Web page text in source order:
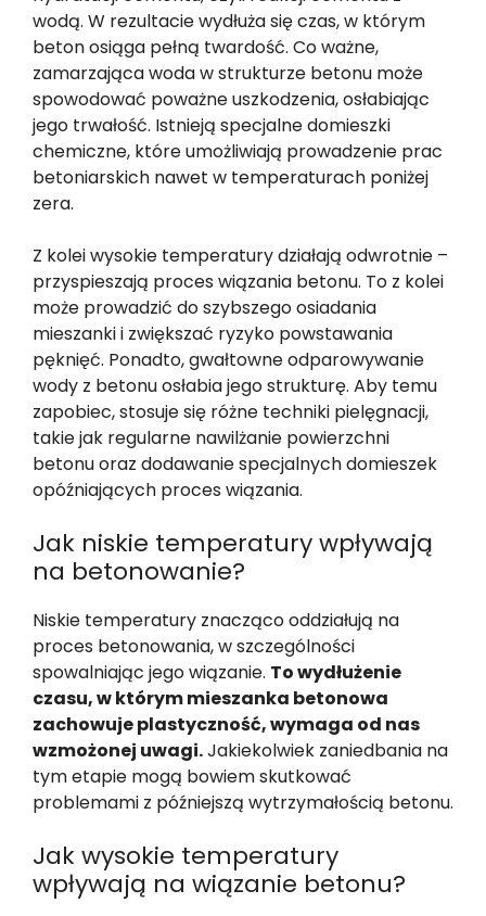
wodą. W rezultacie wydłuża się czas, w którym
beton osiąga pełną twardość. Co ważne,
zamarzająca woda w strukturze betonu może
spowodować poważne uszkodzenia, osłabiając
jego trwałość. Istnieją specjalne domieszki
chemiczne, które umożliwiają prowadzenie prac
betoniarskich nawet w temperaturach poniżej
zera.
Z kolei wysokie temperatury działają odwrotnie –
przyspieszają proces wiązania betonu. To z kolei
może prowadzić do szybszego osiadania
mieszanki i zwiększać ryzyko powstawania
pęknięć. Ponadto, gwałtowne odparowywanie
wody z betonu osłabia jego strukturę. Aby temu
zapobiec, stosuje się różne techniki pielęgnacji,
takie jak regularne nawilżanie powierzchni
betonu oraz dodawanie specjalnych domieszek
opóźniających proces wiązania.
Jak niskie temperatury wpływają
na betonowanie?
Niskie temperatury znacząco oddziałują na
proces betonowania, w szczególności
spowalniając jego wiązanie. To wydłużenie
czasu, w którym mieszanka betonowa
zachowuje plastyczność, wymaga od nas
wzmożonej uwagi.Jakiekolwiek zaniedbania na
tym etapie mogą bowiem skutkować
problemami z późniejszą wytrzymałością betonu.
Jak wysokie temperatury
wpływają na wiązanie betonu?